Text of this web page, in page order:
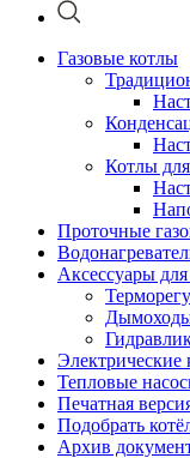
Газовые котлы
Котлы
Проточные
Аксессуары
Электрические
Тепловые
Печатная
Подобрать
Архив